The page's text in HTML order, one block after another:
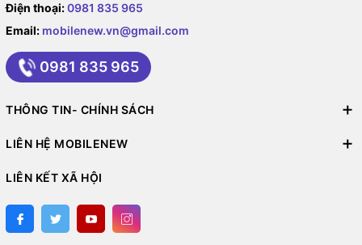
Điện thoại:0981 835 965
Email: mobilenew.vn@gmail.com
0981 835 965
THÔNG TIN- CHÍNH SÁCH
LIÊN HỆ MOBILENEW
LIÊN KẾT XÃ HỘI